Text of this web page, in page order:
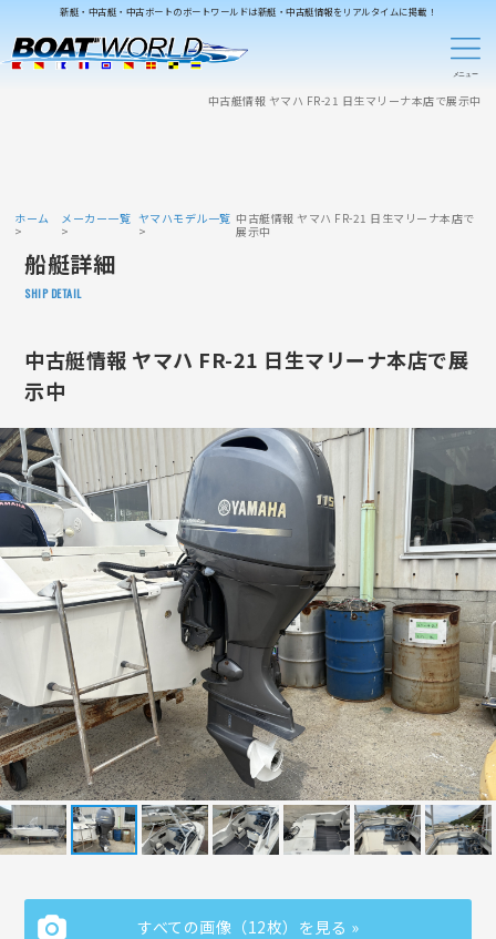
新艇・中古艇・中古ボートのボートワールドは新艇・中古艇情報をリアルタイムに掲載！
中古艇情報 ヤマハ FR-21 日生マリーナ本店で展示中
ホーム メーカー一覧 ヤマハモデル一覧 中古艇情報 ヤマハ FR-21 日生マリーナ本店で
展示中
船艇詳細
SHIP DETAIL
中古艇情報 ヤマハ FR-21 日生マリーナ本店で展
示中
すべての画像（12枚）を見る »